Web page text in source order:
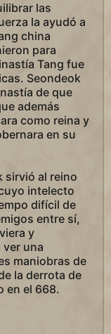
las
la ayudó a
china
para
Tang fue
Seondeok
de que
además
como reina y
en su
sirvió al reino
intelecto
difícil de
entre sí,
y
una
maniobras de
la derrota de
en el 668.